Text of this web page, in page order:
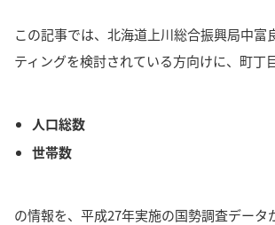
この記事では、北海道上川総合振興局中富
ティングを検討されている方向けに、町丁
人口総数
世帯数
の情報を、平成27年実施の国勢調査データ